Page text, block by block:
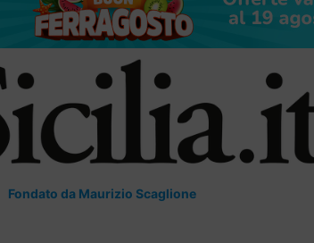
Fondato da Maurizio Scaglione